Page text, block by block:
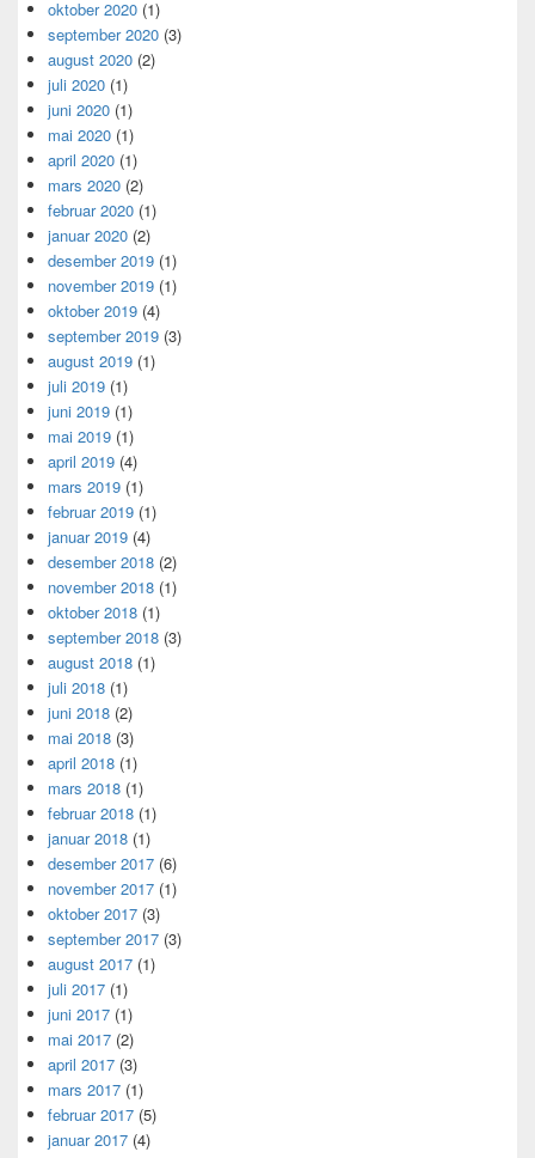
oktober 2020 (1)
september 2020 (3)
august 2020 (2)
juli 2020 (1)
juni 2020 (1)
mai 2020 (1)
april 2020 (1)
mars 2020 (2)
februar 2020 (1)
januar 2020 (2)
desember 2019 (1)
november 2019 (1)
oktober 2019 (4)
september 2019 (3)
august 2019 (1)
juli 2019 (1)
juni 2019 (1)
mai 2019 (1)
april 2019 (4)
mars 2019 (1)
februar 2019 (1)
januar 2019 (4)
desember 2018 (2)
november 2018 (1)
oktober 2018 (1)
september 2018 (3)
august 2018 (1)
juli 2018 (1)
juni 2018 (2)
mai 2018 (3)
april 2018 (1)
mars 2018 (1)
februar 2018 (1)
januar 2018 (1)
desember 2017 (6)
november 2017 (1)
oktober 2017 (3)
september 2017 (3)
august 2017 (1)
juli 2017 (1)
juni 2017 (1)
mai 2017 (2)
april 2017 (3)
mars 2017 (1)
februar 2017 (5)
januar 2017 (4)